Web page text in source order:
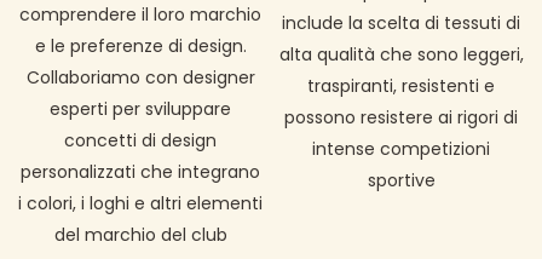
comprendere il loro marchio
e le preferenze di design.
Collaboriamo con designer
esperti per sviluppare
concetti di design
personalizzati che integrano
i colori, i loghi e altri elementi
del marchio del club
include la scelta di tessuti di
alta qualità che sono leggeri,
traspiranti, resistenti e
possono resistere ai rigori di
intense competizioni
sportive